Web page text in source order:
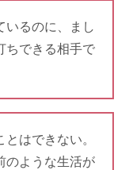
いるのに、まし
ちできる相手で
はできない。
のような生活が